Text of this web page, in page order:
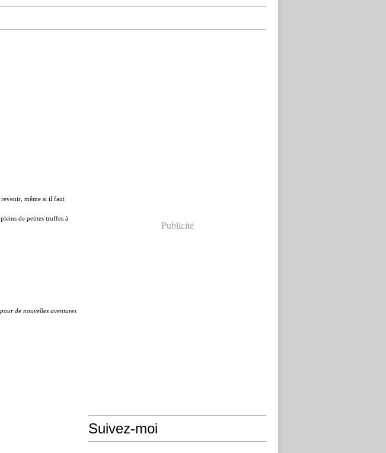
revenir, même si il faut
de petites truffes à
de nouvelles aventures
Publicité
Suivez-moi